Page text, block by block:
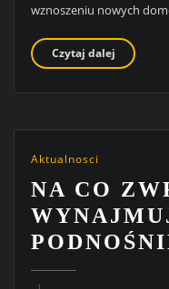
wznoszeniu nowych
Czytaj dalej
Aktualnosci
NA CO